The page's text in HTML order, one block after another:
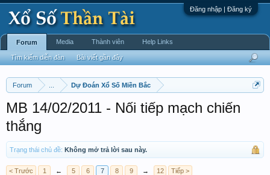
Đăng nhập | Đăng ký
Forum Dự Đoán Xổ Số Miền Bắc
MB 14/02/2011 - Nối tiếp mạch chiến
thắng
Trạng thái chủ đề: Không mở trả lời sau này.
< Trước 1 ← 5 6 7 8 9 → 12 Tiếp >
Forum
Tìm kiếm diễn đàn Bài viết gần đây
Media Thành viên Help Links